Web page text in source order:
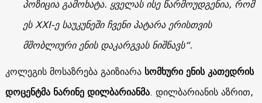
პოზიცია გამოხატა. ყველას ისე წარმოუდგენია, რომ
ეს XXI-ე საუკუნეში ჩვენი პატარა ერისთვის
მშობლიური ენის დაკარგვას ნიშნავს“.
კოლეგის მოსაზრება გაიზიარასომხური ენის კათედრის
დოცენტმა ნარინე დილბარიანმა. დილბარიანის აზრით,